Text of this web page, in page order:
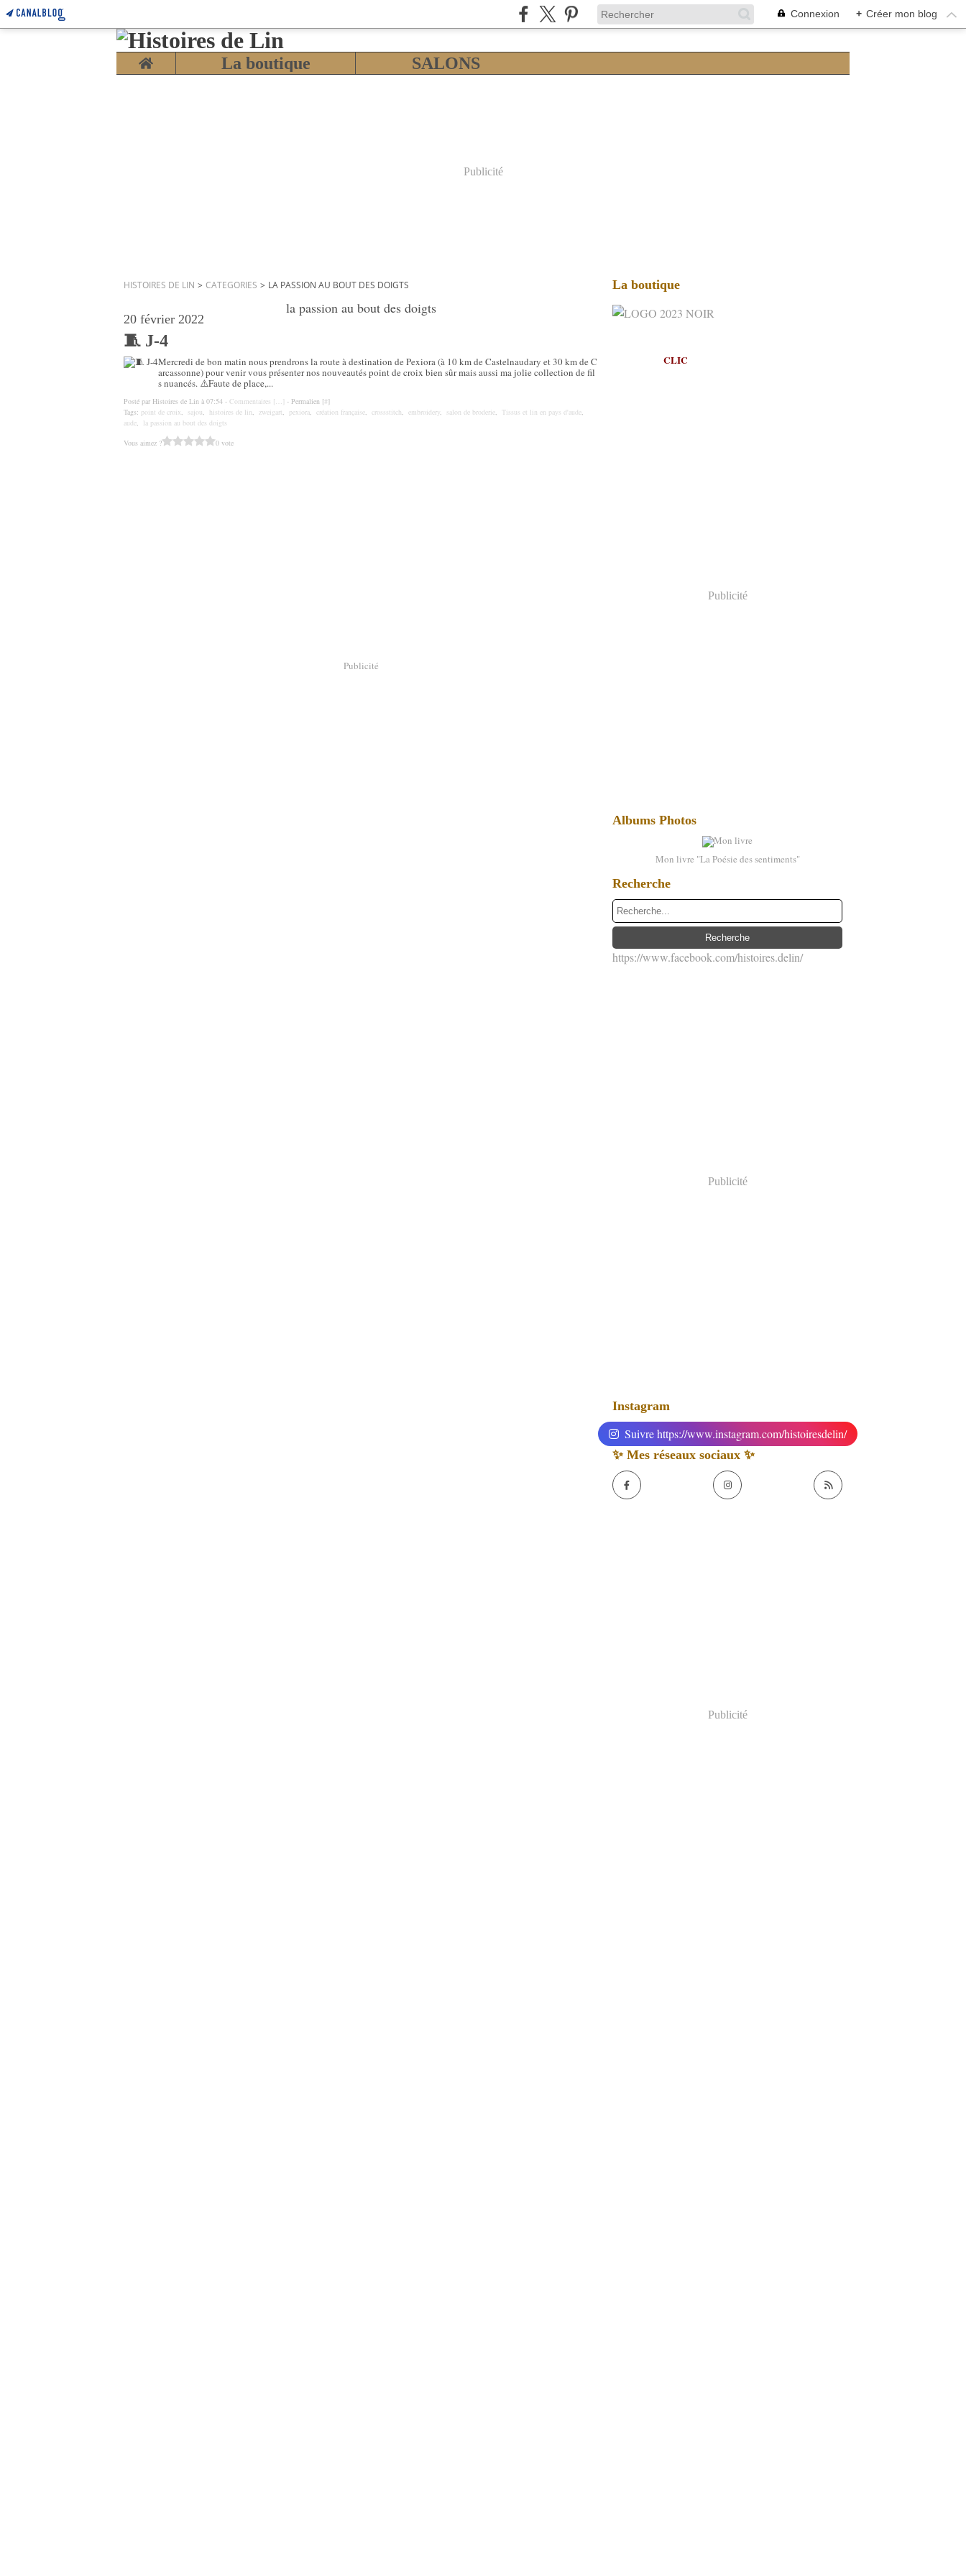
Connexion + Créer mon blog
Home La boutique SALONS
Publicité
HISTOIRES DE LIN > CATEGORIES > LA PASSION AU BOUT DES DOIGTS
la passion au bout des doigts
20 février 2022
🧵 J-4
Mercredi de bon matin nous prendrons la route à destination de Pexiora (à 10 km de Castelnaudary et 30 km de C
arcassonne) pour venir vous présenter nos nouveautés point de croix bien sûr mais aussi ma jolie collection de fil
s nuancés. ⚠️Faute de place,...
Posté par Histoires de Lin à 07:54 - Commentaires [… - Permalien [#]
Tags: point de croix, sajou, histoires de lin, zweigart, pexiora, création française, crossstitch, embroidery, salon de broderie, Tissus et lin en pays d'aude,
aude, la passion au bout des doigts
Vous aimez ?
0 vote
Publicité
La boutique
CLIC
Publicité
Albums Photos
Mon livre "La Poésie des sentiments"
Recherche
https://www.facebook.com/histoires.delin/
Publicité
Instagram
Suivre https://www.instagram.com/histoiresdelin/
✨ Mes réseaux sociaux ✨
Publicité